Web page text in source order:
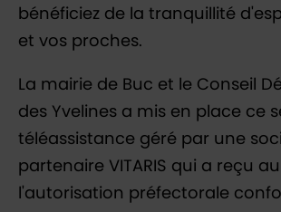
bénéficiez de la tranquillité
et vos proches.
La mairie de Buc et le Conseil
des Yvelines a mis en place ce
téléassistance géré par une
partenaire VITARIS qui a reçu
l'autorisation préfectorale